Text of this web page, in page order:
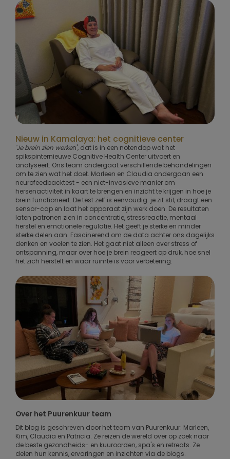
Nieuw in Kamalaya: het cognitieve center
'Je brein zien werken', dat is in een notendop wat het
spikspinternieuwe Cognitive Health Center uitvoert en
analyseert. Ons team ondergaat verschillende behandelingen
om te zien wat het doet. Marleen en Claudia ondergaan een
neurofeedbacktest - een niet-invasieve manier om
hersenactiviteit in kaart te brengen en inzicht te krijgen in hoe je
brein functioneert. De test zelf is eenvoudig: je zit stil, draagt een
sensor-cap en laat het apparaat zijn werk doen. De resultaten
laten patronen zien in concentratie, stressreactie, mentaal
herstel en emotionele regulatie. Het geeft je sterke en minder
sterke delen aan. Fascinerend om de data achter ons dagelijks
denken en voelen te zien. Het gaat niet alleen over stress of
ontspanning, maar over hoe je brein reageert op druk, hoe snel
het zich herstelt en waar ruimte is voor verbetering.
Over het Puurenkuur team
Dit blog is geschreven door het team van Puurenkuur: Marleen,
Kim, Claudia en Patricia. Ze reizen de wereld over op zoek naar
de beste gezondheids- en kuuroorden, spa's en retreats. Ze
delen hun kennis, ervaringen en inzichten via de blogs.